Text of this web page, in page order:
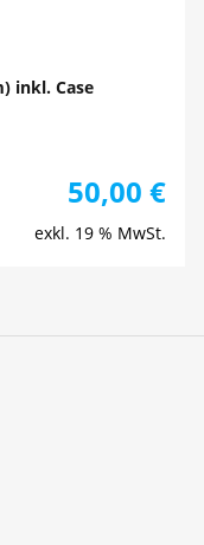
inkl. Case
50,00 €
exkl. 19 % MwSt.